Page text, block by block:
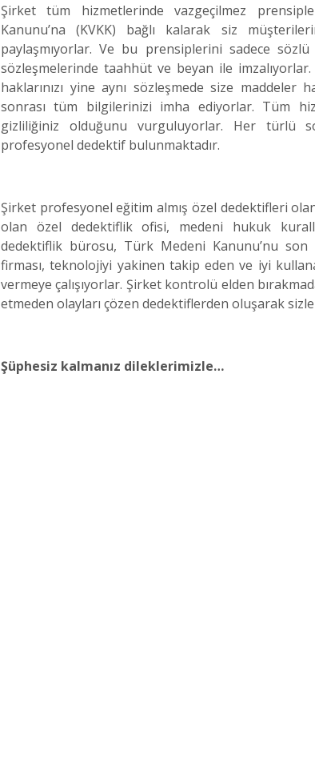
Şirket tüm hizmetlerinde vazgeçilmez
Kanunu’na (KVKK) bağlı kalarak siz
paylaşmıyorlar. Ve bu prensiplerini sadece
sözleşmelerinde taahhüt ve beyan ile
haklarınızı yine aynı sözleşmede size
sonrası tüm bilgilerinizi imha ediyorlar. Tüm
gizliliğiniz olduğunu vurguluyorlar. Her türlü
profesyonel dedektif bulunmaktadır.
Şirket profesyonel eğitim almış özel dedektifleri
olan özel dedektiflik ofisi, medeni hukuk
dedektiflik bürosu, Türk Medeni Kanunu’nu
firması, teknolojiyi yakinen takip eden ve iyi
vermeye çalışıyorlar. Şirket kontrolü elden
etmeden olayları çözen dedektiflerden oluşarak
Şüphesiz kalmanız dileklerimizle…